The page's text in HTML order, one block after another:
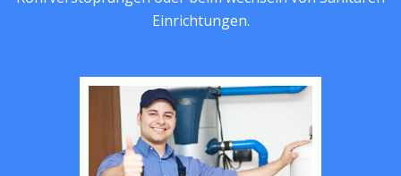
Einrichtungen.